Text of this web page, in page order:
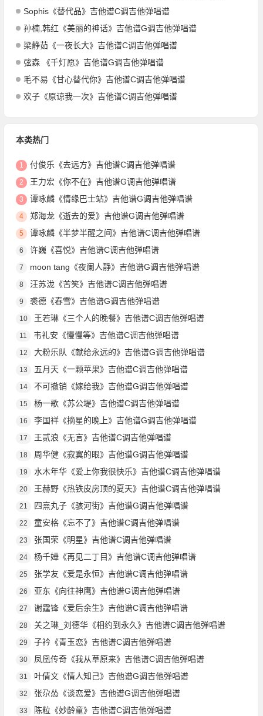
Sophis《替代品》吉他谱C调吉他弹唱谱
孙楠,韩红《美丽的神话》吉他谱G调吉他弹唱谱
梁静茹《一夜长大》吉他谱C调吉他弹唱谱
弦森 《千灯愿》吉他谱G调吉他弹唱谱
毛不易《甘心替代你》吉他谱C调吉他弹唱谱
欢子《原谅我一次》吉他谱C调吉他弹唱谱
本类热门
1 付俊乐《去远方》吉他谱C调吉他弹唱谱
2 王力宏《你不在》吉他谱G调吉他弹唱谱
3 谭咏麟《情缘巴士站》吉他谱G调吉他弹唱谱
4 郑海龙《逝去的爱》吉他谱G调吉他弹唱谱
5 谭咏麟《半梦半醒之间》吉他谱C调吉他弹唱谱
6 许巍《喜悦》吉他谱C调吉他弹唱谱
7 moon tang《夜阑人静》吉他谱G调吉他弹唱谱
8 汪苏泷《苦笑》吉他谱C调吉他弹唱谱
9 裘德《春雪》吉他谱G调吉他弹唱谱
10 王若琳《三个人的晚餐》吉他谱C调吉他弹唱谱
11 韦礼安《慢慢等》吉他谱C调吉他弹唱谱
12 大粉乐队《献给永远的》吉他谱G调吉他弹唱谱
13 五月天《一颗苹果》吉他谱C调吉他弹唱谱
14 不可撤销《嫁给我》吉他谱G调吉他弹唱谱
15 杨一歌《苏公堤》吉他谱C调吉他弹唱谱
16 李国祥《摘星的晚上》吉他谱G调吉他弹唱谱
17 王贰浪《无言》吉他谱C调吉他弹唱谱
18 周华健《寂寞的眼》吉他谱G调吉他弹唱谱
19 水木年华《爱上你我很快乐》吉他谱C调吉他弹唱谱
20 王赫野《热铁皮房顶的夏天》吉他谱C调吉他弹唱谱
21 四熹丸子《骇河街》吉他谱G调吉他弹唱谱
22 童安格《忘不了》吉他谱C调吉他弹唱谱
23 张国荣《明星》吉他谱C调吉他弹唱谱
24 杨千嬅《再见二丁目》吉他谱C调吉他弹唱谱
25 张学友《爱是永恒》吉他谱C调吉他弹唱谱
26 亚东《向往神鹰》吉他谱G调吉他弹唱谱
27 谢霆锋《爱后余生》吉他谱C调吉他弹唱谱
28 关之琳_刘德华《相约到永久》吉他谱C调吉他弹唱谱
29 子衿《青玉恋》吉他谱C调吉他弹唱谱
30 凤凰传奇《我从草原来》吉他谱C调吉他弹唱谱
31 叶倩文《情人知己》吉他谱G调吉他弹唱谱
32 张尕怂《谈恋爱》吉他谱G调吉他弹唱谱
33 陈粒《妙龄童》吉他谱C调吉他弹唱谱